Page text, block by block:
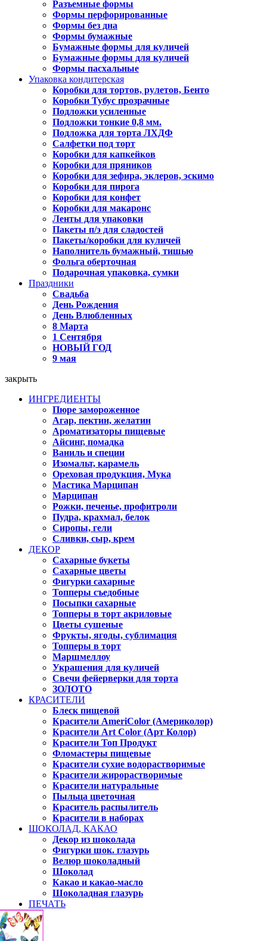
Разъемные формы
Формы перфорированные
Формы без дна
Формы бумажные
Бумажные формы для куличей
Бумажные формы для куличей
Формы пасхальные
Упаковка кондитерская
Коробки для тортов, рулетов, Бенто
Коробки Тубус прозрачные
Подложки усиленные
Подложки тонкие 0,8 мм.
Подложка для торта ЛХДФ
Салфетки под торт
Коробки для капкейков
Коробки для пряников
Коробки для зефира, эклеров, эскимо
Коробки для пирога
Коробки для конфет
Коробки для макаронс
Ленты для упаковки
Пакеты п/э для сладостей
Пакеты/коробки для куличей
Наполнитель бумажный, тишью
Фольга оберточная
Подарочная упаковка, сумки
Праздники
Свадьба
День Рождения
День Влюбленных
8 Марта
1 Сентября
НОВЫЙ ГОД
9 мая
закрыть
ИНГРЕДИЕНТЫ
Пюре замороженное
Агар, пектин, желатин
Ароматизаторы пищевые
Айсинг, помадка
Ваниль и специи
Изомальт, карамель
Ореховая продукция, Мука
Мастика Марципан
Марципан
Рожки, печенье, профитроли
Пудра, крахмал, белок
Сиропы, гели
Сливки, сыр, крем
ДЕКОР
Сахарные букеты
Сахарные цветы
Фигурки сахарные
Топперы съедобные
Посыпки сахарные
Топперы в торт акриловые
Цветы сушеные
Фрукты, ягоды, сублимация
Топперы в торт
Маршмеллоу
Украшения для куличей
Свечи фейерверки для торта
ЗОЛОТО
КРАСИТЕЛИ
Блеск пищевой
Красители AmeriColor (Америколор)
Красители Art Color (Арт Колор)
Красители Топ Продукт
Фломастеры пищевые
Красители сухие водорастворимые
Красители жирорастворимые
Красители натуральные
Пыльца цветочная
Краситель распылитель
Красители в наборах
ШОКОЛАД, КАКАО
Декор из шоколада
Фигурки шок. глазурь
Велюр шоколадный
Шоколад
Какао и какао-масло
Шоколадная глазурь
ПЕЧАТЬ